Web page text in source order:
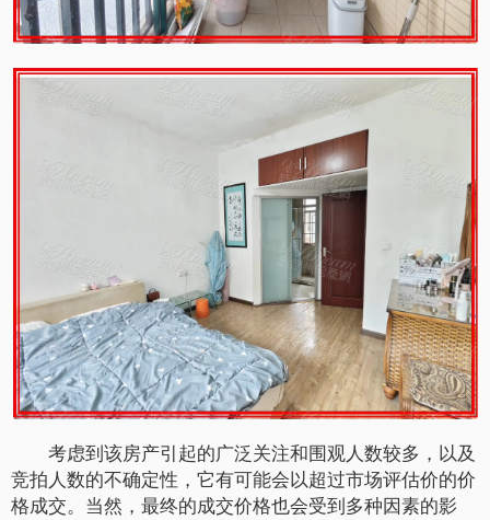
考虑到该房产引起的广泛关注和围观人数较多，以及
竞拍人数的不确定性，它有可能会以超过市场评估价的价
格成交。当然，最终的成交价格也会受到多种因素的影